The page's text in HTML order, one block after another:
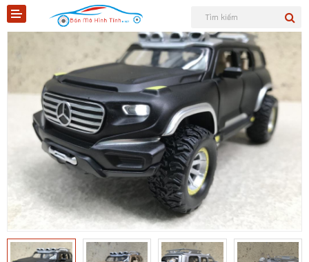
Shopee
Tiktok
Tin tức
Liên hệ